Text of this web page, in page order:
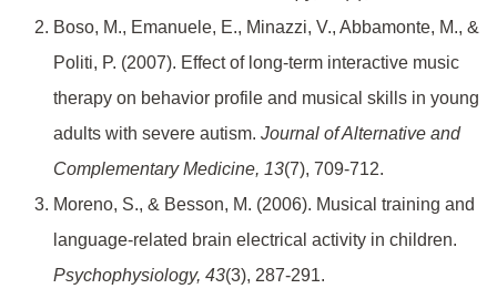
Boso, M., Emanuele, E., Minazzi, V., Abbamonte, M., &
Politi, P. (2007). Effect of long-term interactive music
therapy on behavior profile and musical skills in young
adults with severe autism. Journal of Alternative and
Complementary Medicine, 13(7), 709-712.
Moreno, S., & Besson, M. (2006). Musical training and
language-related brain electrical activity in children.
Psychophysiology, 43(3), 287-291.